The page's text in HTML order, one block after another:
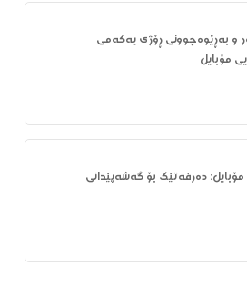
و بەڕێوەچوونی ڕۆژی یەکەمی
مۆبایل
دەرفەتێک بۆ گەشەپێدانی